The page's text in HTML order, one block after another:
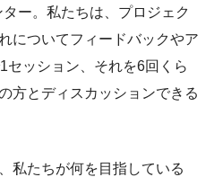
ー。私たちは、プロジェク
についてフィードバックやア
セッション、それを6回くら
方とディスカッションできる
私たちが何を目指している